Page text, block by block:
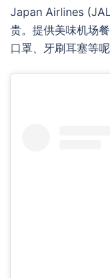
Japan Airlines
贵。提供美味机场
口罩、牙刷耳塞等呢